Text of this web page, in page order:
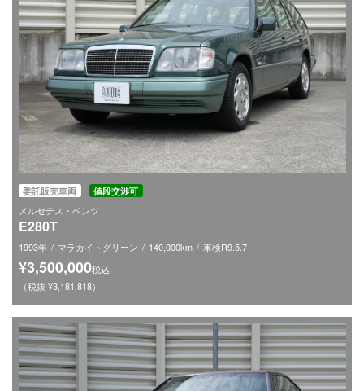
委託販売車両 値段交渉可
メルセデス・ベンツ
E280T
1993年 マラカイトグリーン 140,000km 車検R9.5.7
¥3,500,000税込
（税抜 ¥3,181,818）